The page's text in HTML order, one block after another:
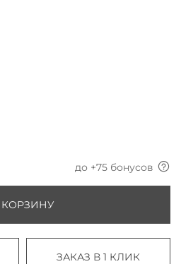
до +75 бонусов
КОРЗИНУ
ЗАКАЗ В 1 КЛИК